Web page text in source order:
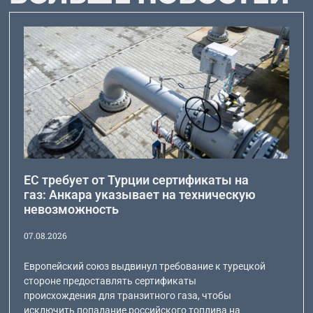
ЕС требует от Турции сертификаты на
газ: Анкара указывает на техническую
невозможность
07.08.2026
Европейский союз выдвинул требование к турецкой
стороне предоставлять сертификаты
происхождения для транзитного газа, чтобы
исключить попадание российского топлива на